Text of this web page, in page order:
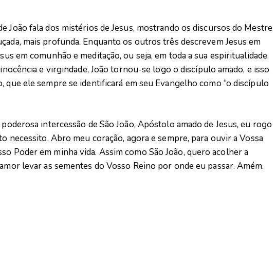
João fala dos mistérios de Jesus, mostrando os discursos do Mestre
mais profunda. Enquanto os outros três descrevem Jesus em
em comunhão e meditação, ou seja, em toda a sua espiritualidade.
e virgindade, João tornou-se logo o discípulo amado, e isso
que ele sempre se identificará em seu Evangelho como “o discípulo
intercessão de São João, Apóstolo amado de Jesus, eu rogo
necessito. Abro meu coração, agora e sempre, para ouvir a Vossa
Poder em minha vida. Assim como São João, quero acolher a
levar as sementes do Vosso Reino por onde eu passar. Amém.